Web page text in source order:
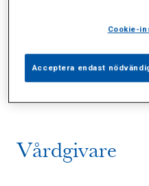
Sidor (0) Press
Vårdgivare
Cookie-
Acceptera endast